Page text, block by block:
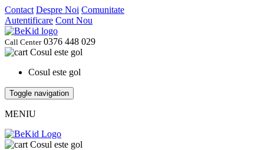
Contact Despre Noi Comunitate
Autentificare Cont Nou
Call Center0376 448 029
Cosul este gol
Cosul este gol
Toggle navigation
MENIU
Cosul este gol